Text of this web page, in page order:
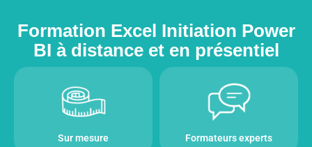
Formation Excel Initiation Power
BI à distance et en présentiel
Sur mesure Formateurs experts